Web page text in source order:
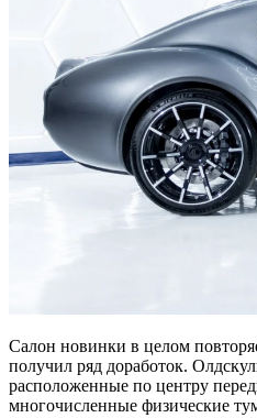
Салон новинки в целом
получил ряд доработок.
расположенные по центру
многочисленные физические